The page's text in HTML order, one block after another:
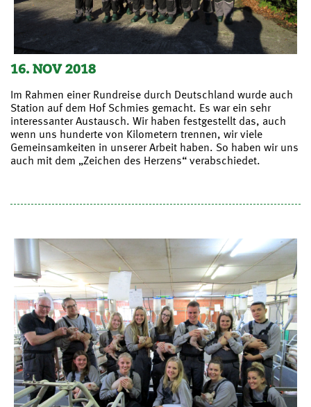
16. NOV 2018
Im Rahmen einer Rundreise durch Deutschland wurde auch
Station auf dem Hof Schmies gemacht. Es war ein sehr
interessanter Austausch. Wir haben festgestellt das, auch
wenn uns hunderte von Kilometern trennen, wir viele
Gemeinsamkeiten in unserer Arbeit haben. So haben wir uns
auch mit dem „Zeichen des Herzens“ verabschiedet.